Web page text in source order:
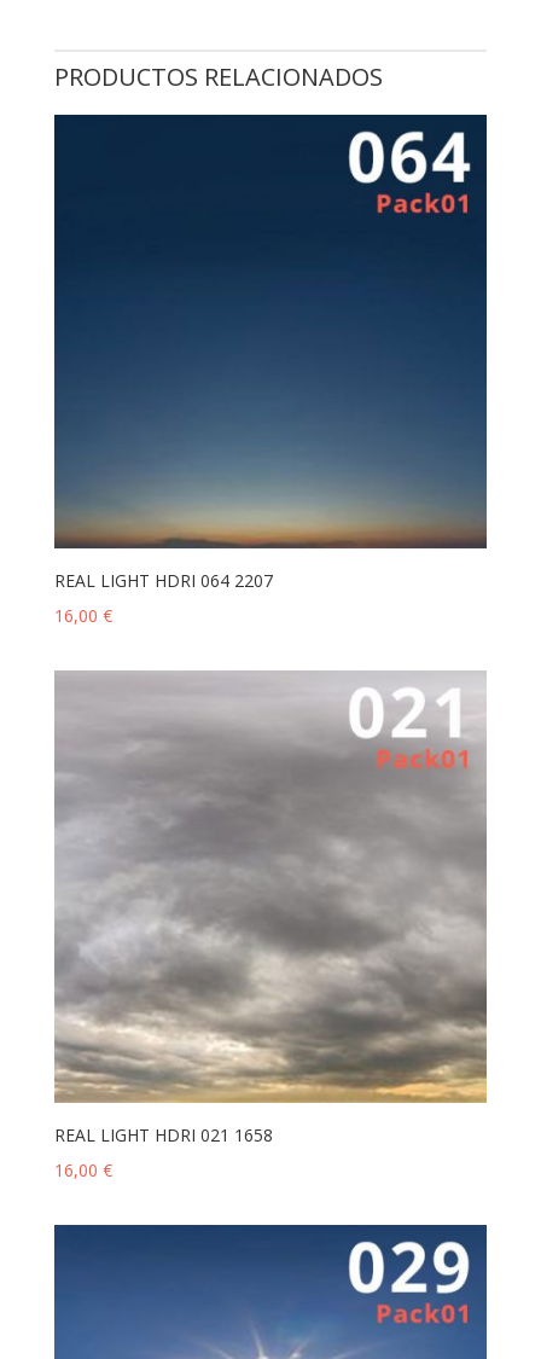
PRODUCTOS RELACIONADOS
REAL LIGHT HDRI 064 2207
16,00 €
REAL LIGHT HDRI 021 1658
16,00 €